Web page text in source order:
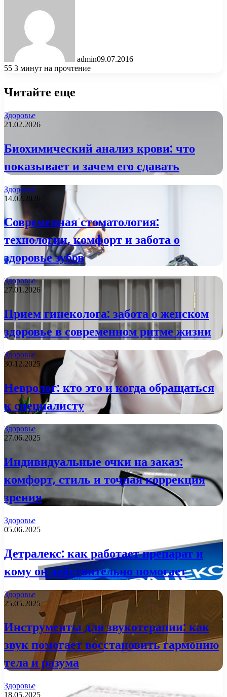
admin09.07.2016
55 3 минут на прочтение
Читайте еще
Здоровье
21.02.2026
Биохимический анализ крови: что
показывает и зачем его сдавать
Здоровье
14.02.2026
Современная стоматология:
технологии, комфорт и забота о
здоровье зубов
Здоровье
27.01.2026
Прием гинеколога: забота о женском
здоровье в современном ритме жизни
Здоровье
30.12.2025
Невролог: кто это и когда обращаться
к специалисту
Здоровье
27.06.2025
Индивидуальные очки на заказ:
комфорт, стиль и точная коррекция
зрения
Здоровье
05.06.2025
Детралекс: как работает препарат и
кому он действительно помогает
Здоровье
25.05.2025
Инструменты для звукотерапии: как
звук помогает восстановить гармонию
тела и разума
Здоровье
18.05.2025